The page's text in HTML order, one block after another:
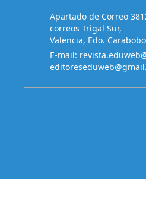
Apartado de Correo
correos Trigal Sur,
Valencia, Edo.
E-mail: